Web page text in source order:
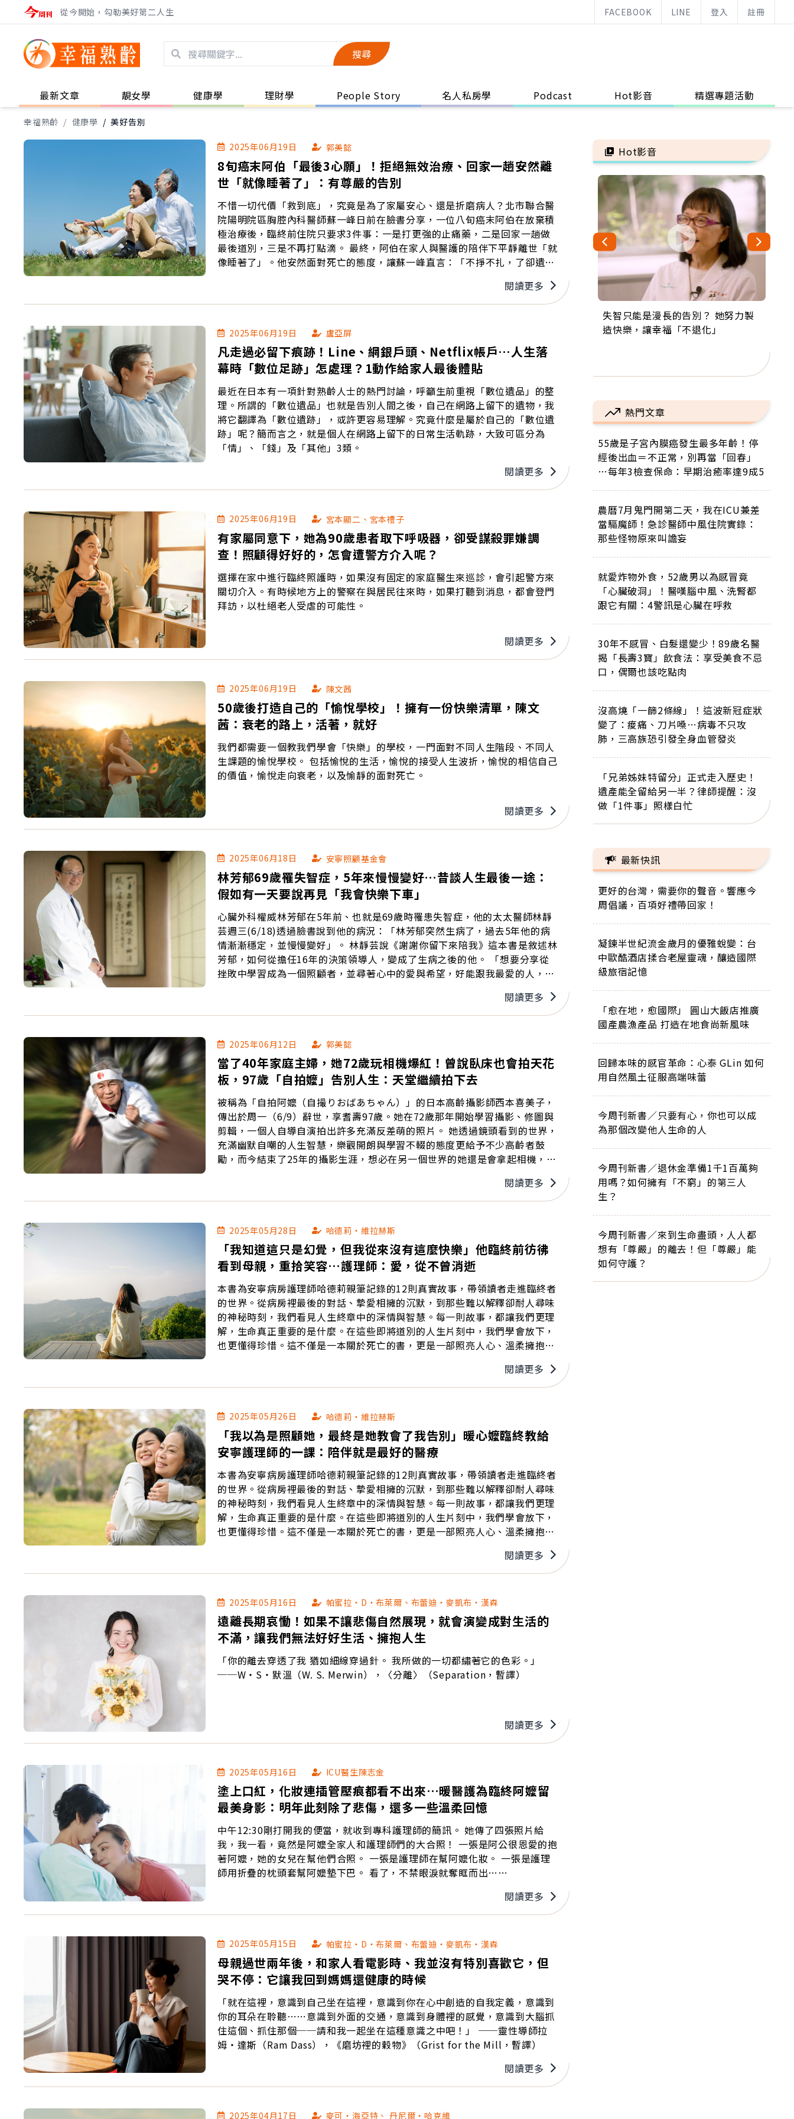
從今開始，勾勒美好第二人生 FACEBOOK LINE 登入 註冊
搜尋
最新文章 靚女學 健康學 理財學 People Story 名人私房學 Podcast Hot影音 精選專題活動
幸福熟齡 / 健康學 / 美好告別
2025年06月19日 郭美懿
8旬癌末阿伯「最後3心願」！拒絕無效治療、回家一趟安然離
世「就像睡著了」：有尊嚴的告別
不惜一切代價「救到底」，究竟是為了家屬安心、還是折磨病人？北市聯合醫
院陽明院區胸腔內科醫師蘇一峰日前在臉書分享，一位八旬癌末阿伯在放棄積
極治療後，臨終前住院只要求3件事：一是打更強的止痛藥，二是回家一趟做
最後道別，三是不再打點滴。 最終，阿伯在家人與醫護的陪伴下平靜離世「就
像睡著了」。他安然面對死亡的態度，讓蘇一峰直言：「不掙不扎，了卻遺
閱讀更多
2025年06月19日 盧亞屏
凡走過必留下痕跡！Line、網銀戶頭、Netflix帳戶…人生落
幕時「數位足跡」怎處理？1動作給家人最後體貼
最近在日本有一項針對熟齡人士的熱門討論，呼籲生前重視「數位遺品」的整
理。所謂的「數位遺品」也就是告別人間之後，自己在網路上留下的遺物，我
將它翻譯為「數位遺跡」，或許更容易理解。究竟什麼是屬於自己的「數位遺
跡」呢？簡而言之，就是個人在網路上留下的日常生活軌跡，大致可區分為
「情」、「錢」及「其他」3類。
閱讀更多
2025年06月19日 宮本顯二、宮本禮子
有家屬同意下，她為90歲患者取下呼吸器，卻受謀殺罪嫌調
查！照顧得好好的，怎會遭警方介入呢？
選擇在家中進行臨終照護時，如果沒有固定的家庭醫生來巡診，會引起警方來
關切介入。有時候地方上的警察在與居民往來時，如果打聽到消息，都會登門
拜訪，以杜絕老人受虐的可能性。
閱讀更多
2025年06月19日 陳文茜
50歲後打造自己的「愉悅學校」！擁有一份快樂清單，陳文
茜：衰老的路上，活著，就好
我們都需要一個教我們學會「快樂」的學校，一門面對不同人生階段、不同人
生課題的愉悅學校。 包括愉悅的生活，愉悅的接受人生波折，愉悅的相信自己
的價值，愉悅走向衰老，以及愉靜的面對死亡。
閱讀更多
2025年06月18日 安寧照顧基金會
林芳郁69歲罹失智症，5年來慢慢變好…昔談人生最後一途：
假如有一天要說再見「我會快樂下車」
心臟外科權威林芳郁在5年前、也就是69歲時罹患失智症，他的太太醫師林靜
芸週三(6/18)透過臉書說到他的病況：「林芳郁突然生病了，過去5年他的病
情漸漸穩定，並慢慢變好」。 林靜芸說《謝謝你留下來陪我》這本書是敘述林
芳郁，如何從擔任16年的決策領導人，變成了生病之後的他。 「想要分享從
挫敗中學習成為一個照顧者，並尋著心中的愛與希望，好能跟我最愛的人，永
照顧基金會，寫到自己對於死亡的看法。他說，「假如有一天要說再見，我心
中已經有譜，人生就像一趟旅遊，有一天目的地到了，我會快樂地下車」。
閱讀更多
2025年06月12日 郭美懿
當了40年家庭主婦，她72歲玩相機爆紅！曾說臥床也會拍天花
板，97歲「自拍嬤」告別人生：天堂繼續拍下去
被稱為「自拍阿嬤（自撮りおばあちゃん）」的日本高齡攝影師西本喜美子，
傳出於周一（6/9）辭世，享耆壽97歲。她在72歲那年開始學習攝影、修圖與
剪輯，一個人自導自演拍出許多充滿反差萌的照片。 她透過鏡頭看到的世界，
充滿幽默自嘲的人生智慧，樂觀開朗與學習不輟的態度更給予不少高齡者鼓
勵，而今結束了25年的攝影生涯，想必在另一個世界的她還是會拿起相機，如
閱讀更多
2025年05月28日 哈德莉‧維拉赫斯
「我知道這只是幻覺，但我從來沒有這麼快樂」他臨終前彷彿
看到母親，重拾笑容…護理師：愛，從不曾消逝
本書為安寧病房護理師哈德莉親筆記錄的12則真實故事，帶領讀者走進臨終者
的世界。從病房裡最後的對話、摯愛相擁的沉默，到那些難以解釋卻耐人尋味
的神秘時刻，我們看見人生終章中的深情與智慧。每一則故事，都讓我們更理
解，生命真正重要的是什麼。在這些即將道別的人生片刻中，我們學會放下，
也更懂得珍惜。這不僅是一本關於死亡的書，更是一部照亮人心、溫柔擁抱告
閱讀更多
2025年05月26日 哈德莉‧維拉赫斯
「我以為是照顧她，最終是她教會了我告別」暖心嬤臨終教給
安寧護理師的一課：陪伴就是最好的醫療
本書為安寧病房護理師哈德莉親筆記錄的12則真實故事，帶領讀者走進臨終者
的世界。從病房裡最後的對話、摯愛相擁的沉默，到那些難以解釋卻耐人尋味
的神秘時刻，我們看見人生終章中的深情與智慧。每一則故事，都讓我們更理
解，生命真正重要的是什麼。在這些即將道別的人生片刻中，我們學會放下，
也更懂得珍惜。這不僅是一本關於死亡的書，更是一部照亮人心、溫柔擁抱告
閱讀更多
2025年05月16日 帕蜜拉‧D‧布萊爾、布蕾迪‧麥凱布‧漢森
遠離長期哀慟！如果不讓悲傷自然展現，就會演變成對生活的
不滿，讓我們無法好好生活、擁抱人生
「你的離去穿透了我 猶如細線穿過針。 我所做的一切都繡著它的色彩。」
──W‧S‧默溫（W. S. Merwin），〈分離〉（Separation，暫譯）
閱讀更多
2025年05月16日 ICU醫生陳志金
塗上口紅，化妝連插管壓痕都看不出來…暖醫護為臨終阿嬤留
最美身影：明年此刻除了悲傷，還多一些溫柔回憶
中午12:30剛打開我的便當，就收到專科護理師的簡訊。 她傳了四張照片給
我，我一看，竟然是阿嬤全家人和護理師們的大合照！ 一張是阿公很恩愛的抱
著阿嬤，她的女兒在幫他們合照。 一張是護理師在幫阿嬤化妝。 一張是護理
師用折疊的枕頭套幫阿嬤墊下巴。 看了，不禁眼淚就奪眶而出……
閱讀更多
2025年05月15日 帕蜜拉‧D‧布萊爾、布蕾迪‧麥凱布‧漢森
母親過世兩年後，和家人看電影時、我並沒有特別喜歡它，但
哭不停：它讓我回到媽媽還健康的時候
「就在這裡，意識到自己坐在這裡，意識到你在心中創造的自我定義，意識到
你的耳朵在聆聽⋯⋯意識到外面的交通，意識到身體裡的感覺，意識到大腦抓
住這個、抓住那個──請和我一起坐在這種意識之中吧！」 ──靈性導師拉
姆‧達斯（Ram Dass），《磨坊裡的穀物》（Grist for the Mill，暫譯）
閱讀更多
2025年04月17日 麥可‧海亞特、 丹尼爾‧哈克維
Hot影音
失智只能是漫長的告別？ 她努力製
造快樂，讓幸福「不退化」
來自剛果的巧克力神父 為台灣奉獻
36年 「台灣是我的家，我連作夢都
63歲卸矽谷副總、搬回台灣找快
樂！「蛋黃哥小丑」走進安養院，
104歲打破金氏世界紀錄 成為全球
最年長羽球選手，分享長壽的秘密
事業巔峰他選擇追夢…黑手阿伯拉
小提琴還登上小巨蛋！連CNN都大
熱門文章
55歲是子宮內膜癌發生最多年齡！停
經後出血＝不正常，別再當「回春」
…每年3檢查保命：早期治癒率達9成5
農曆7月鬼門開第二天，我在ICU兼差
當驅魔師！急診醫師中風住院實錄：
那些怪物原來叫譫妄
就愛炸物外食，52歲男以為感冒竟
「心臟破洞」！醫嘆腦中風、洗腎都
跟它有關：4警訊是心臟在呼救
30年不感冒、白髮還變少！89歲名醫
揭「長壽3寶」飲食法：享受美食不忌
口，偶爾也該吃點肉
沒高燒「一篩2條線」！這波新冠症狀
變了：痠痛、刀片嗓…病毒不只攻
肺，三高族恐引發全身血管發炎
「兄弟姊妹特留分」正式走入歷史！
遺產能全留給另一半？律師提醒：沒
做「1件事」照樣白忙
最新快訊
更好的台灣，需要你的聲音。響應今
周倡議，百項好禮帶回家！
凝鍊半世紀流金歲月的優雅蛻變：台
中歐酷酒店揉合老屋靈魂，釀造國際
級旅宿記憶
「愈在地，愈國際」 圓山大飯店推廣
國產農漁產品 打造在地食尚新風味
回歸本味的感官革命：心泰 GLin 如何
用自然風土征服高端味蕾
今周刊新書／只要有心，你也可以成
為那個改變他人生命的人
今周刊新書／退休金準備1千1百萬夠
用嗎？如何擁有「不窮」的第三人
生？
今周刊新書／來到生命盡頭，人人都
想有「尊嚴」的離去！但「尊嚴」能
如何守護？